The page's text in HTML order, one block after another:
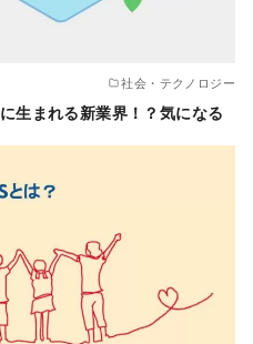
社会・テクノロジー
生まれる新業界！？気になる